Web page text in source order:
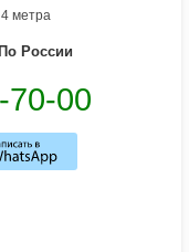
метра
По России